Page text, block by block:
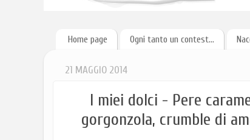
Home page Ogni tanto un contest...
21 MAGGIO 2014
I miei dolci - Pere
gorgonzola, crumble di